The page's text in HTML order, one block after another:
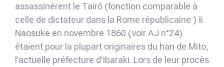
assassinèrent le Tairō (fonction comparable à
celle de dictateur dans la Rome républicaine ) Ii
Naosuke en novembre 1860 (voir AJ n°24)
étaient pour la plupart originaires du han de Mito,
l’actuelle préfecture d’Ibaraki. Lors de leur procès